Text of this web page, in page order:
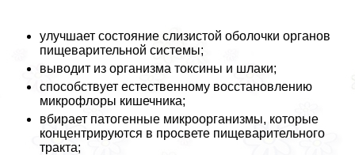
улучшает состояние слизистой оболочки органов
пищеварительной системы;
выводит из организма токсины и шлаки;
способствует естественному восстановлению
микрофлоры кишечника;
вбирает патогенные микроорганизмы, которые
концентрируются в просвете пищеварительного
тpaкта;